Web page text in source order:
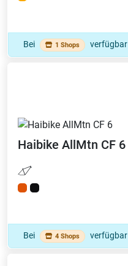
Bei 1 Shops verfügbar
Haibike AllMtn CF 6
Bei 4 Shops verfügbar